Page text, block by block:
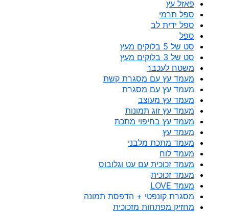
פאזל עץ
ספל תרמי
ספל ידית לב
ספל
סט של 5 בלוקים מעץ
סט של 3 בלוקים מעץ
משטח לעכבר
מעמד עץ עם מסגרת קשת
מעמד עץ עם מסגרת
מעמד עץ מעוצב
מעמד עץ זוג תמונות
מעמד עץ בחיפוי מתכת
מעמד עץ
מעמד מתכת מלבני
מעמד לוח
מעמד זכוכית עם עט וגלובוס
מעמד זכוכית
מעמד LOVE
מסגרת קונפטי + הדפסת תמונה
מחזיק מפתחות מזכוכית